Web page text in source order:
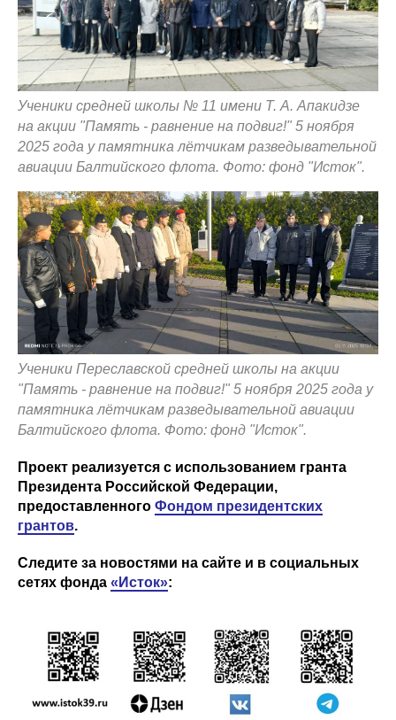
Ученики средней школы № 11 имени Т. А. Апакидзе
на акции "Память - равнение на подвиг!" 5 ноября
2025 года у памятника лётчикам разведывательной
авиации Балтийского флота. Фото: фонд "Исток".
Ученики Переславской средней школы на акции
"Память - равнение на подвиг!" 5 ноября 2025 года у
памятника лётчикам разведывательной авиации
Балтийского флота. Фото: фонд "Исток".
Проект реализуется с использованием гранта
Президента Российской Федерации,
предоставленного Фондом президентских
грантов.
Следите за новостями на сайте и в социальных
сетях фонда «Исток»: